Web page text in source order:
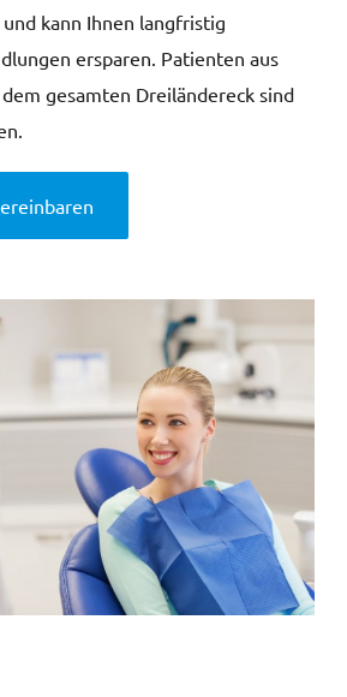
kann Ihnen langfristig
ersparen. Patienten aus
gesamten Dreiländereck sind